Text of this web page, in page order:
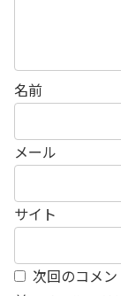
名前
メール
サイト
次回のコメ